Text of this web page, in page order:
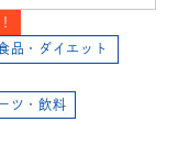
品・ダイエット
ツ・飲料